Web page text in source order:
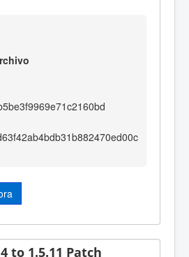
to 1.5.11 Patch